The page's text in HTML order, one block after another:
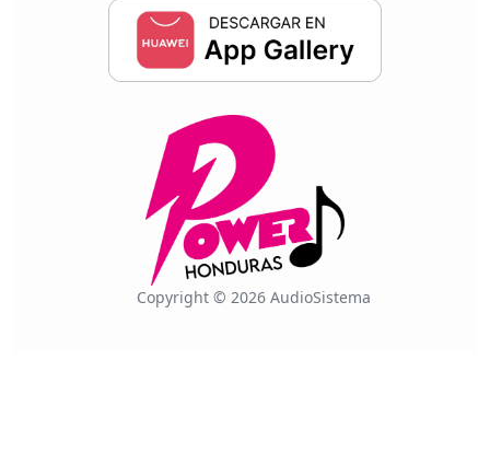
Copyright © 2026 AudioSistema